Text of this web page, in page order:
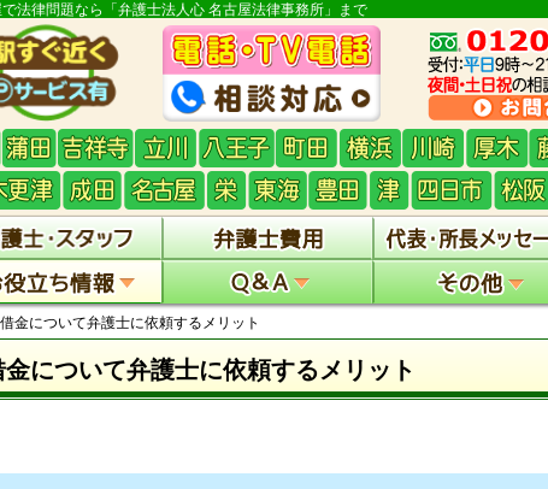
法律問題なら「弁護士法人心 名古屋法律事務所」まで
借金について弁護士に依頼するメリット
金について弁護士に依頼するメリット